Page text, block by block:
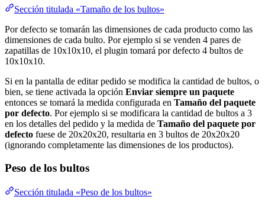
Sección titulada «Tamaño de los bultos»
Por defecto se tomarán las dimensiones de cada producto como las
dimensiones de cada bulto. Por ejemplo si se venden 4 pares de
zapatillas de 10x10x10, el plugin tomará por defecto 4 bultos de
10x10x10.
Si en la pantalla de editar pedido se modifica la cantidad de bultos, o
bien, se tiene activada la opción Enviar siempre un paquete
entonces se tomará la medida configurada en Tamaño del paquete
por defecto. Por ejemplo si se modificara la cantidad de bultos a 3
en los detalles del pedido y la medida de Tamaño del paquete por
defecto fuese de 20x20x20, resultaria en 3 bultos de 20x20x20
(ignorando completamente las dimensiones de los productos).
Peso de los bultos
Sección titulada «Peso de los bultos»